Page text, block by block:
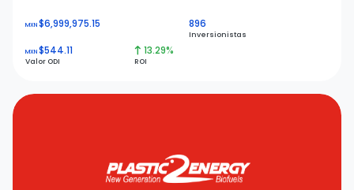
MXN$6,999,975.15 896
Inversionistas
MXN$544.11
Valor ODI
13.29%
ROI